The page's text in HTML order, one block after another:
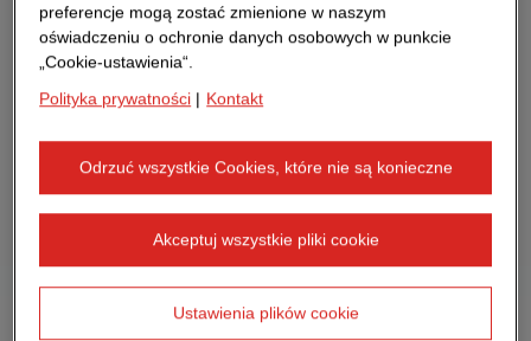
preferencje mogą zostać zmienione w naszym
oświadczeniu o ochronie danych osobowych w punkcie
„Cookie-ustawienia“.
Polityka prywatności | Kontakt
Odrzuć wszystkie Cookies, które nie są konieczne
Akceptuj wszystkie pliki cookie
Ustawienia plików cookie